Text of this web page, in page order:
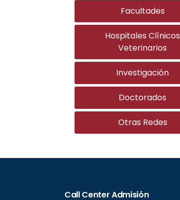
Facultades
Hospitales Clínicos
Veterinarios
Investigación
Doctorados
Otras Redes